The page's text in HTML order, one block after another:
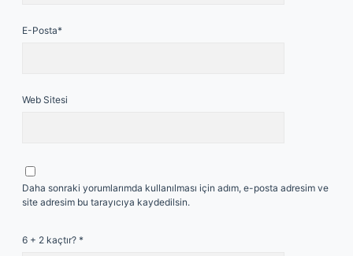
E-Posta*
Web Sitesi
Daha sonraki yorumlarımda kullanılması için adım, e-posta adresim ve
site adresim bu tarayıcıya kaydedilsin.
6 + 2 kaçtır? *